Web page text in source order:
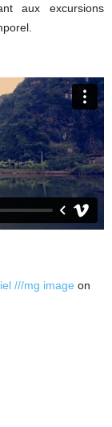
aux excursions
///mg image on